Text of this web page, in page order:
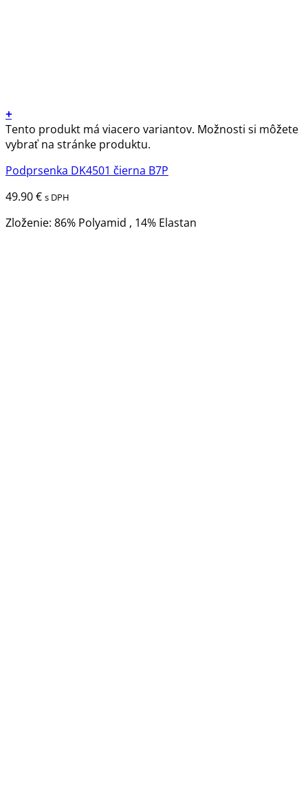
+
Tento produkt má viacero variantov. Možnosti si môžete
vybrať na stránke produktu.
Podprsenka DK4501 čierna B7P
49.90€ s DPH
Zloženie: 86% Polyamid , 14% Elastan